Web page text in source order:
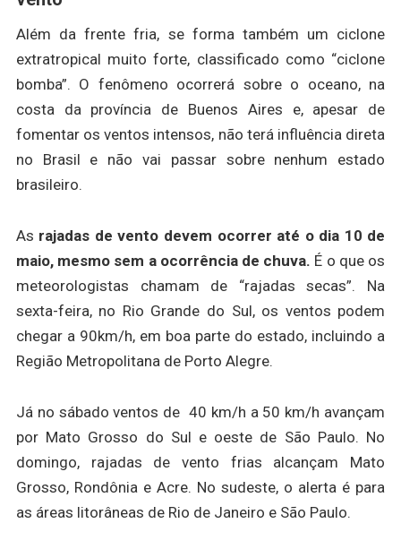
Além da frente fria, se forma também um ciclone
extratropical muito forte, classificado como “ciclone
bomba”. O fenômeno ocorrerá sobre o oceano, na
costa da província de Buenos Aires e, apesar de
fomentar os ventos intensos, não terá influência direta
no Brasil e não vai passar sobre nenhum estado
brasileiro.
As rajadas de vento devem ocorrer até o dia 10 de
maio, mesmo sem a ocorrência de chuva. É o que os
meteorologistas chamam de “rajadas secas”. Na
sexta-feira, no Rio Grande do Sul, os ventos podem
chegar a 90km/h, em boa parte do estado, incluindo a
Região Metropolitana de Porto Alegre.
Já no sábado ventos de 40 km/h a 50 km/h avançam
por Mato Grosso do Sul e oeste de São Paulo. No
domingo, rajadas de vento frias alcançam Mato
Grosso, Rondônia e Acre. No sudeste, o alerta é para
as áreas litorâneas de Rio de Janeiro e São Paulo.